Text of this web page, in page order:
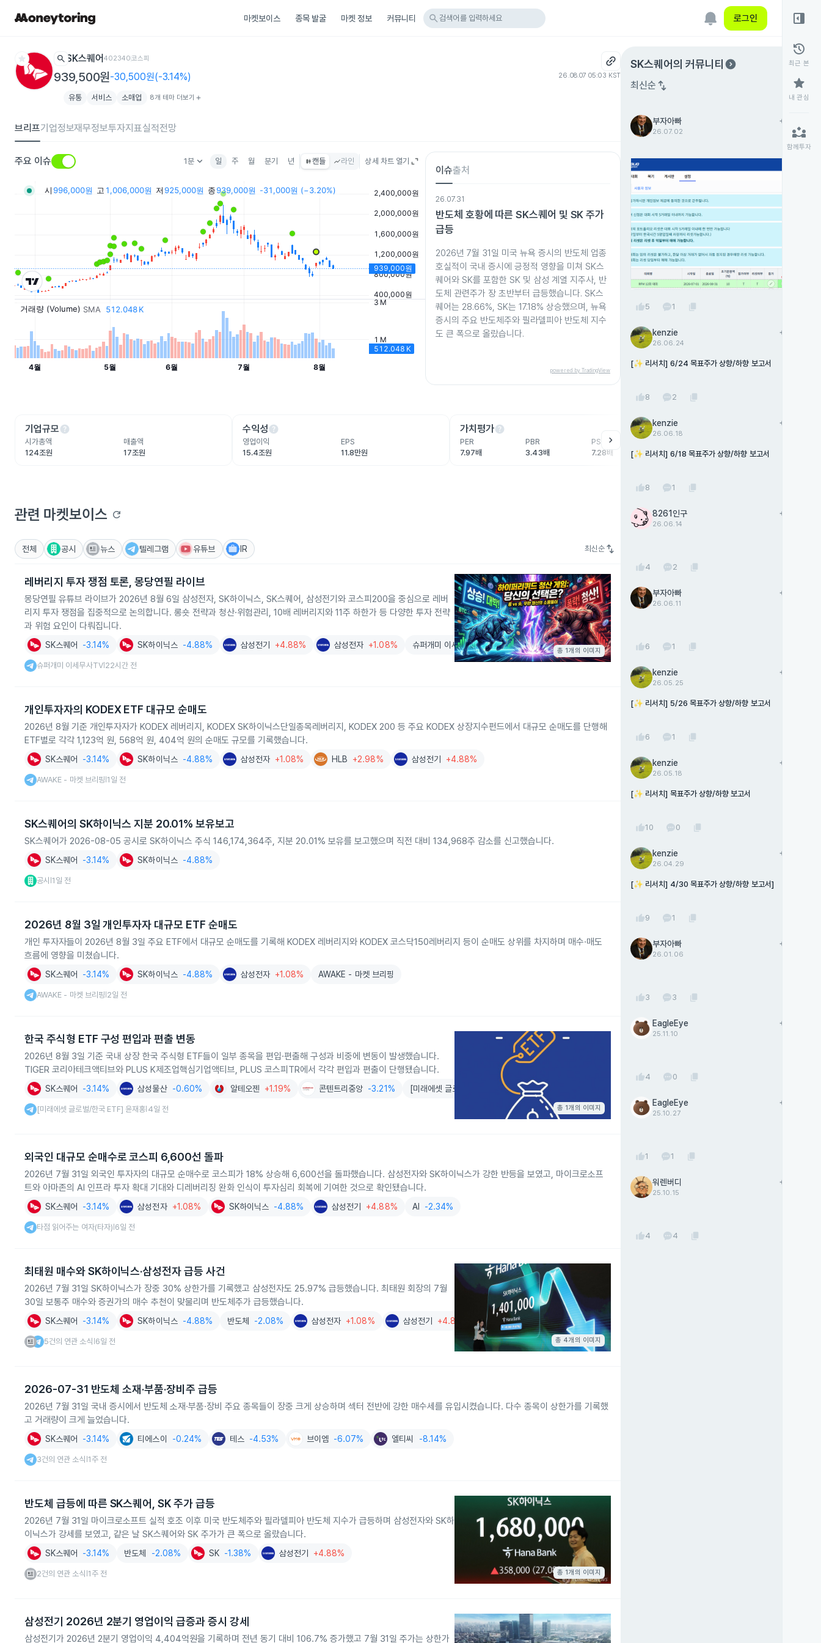
마켓보이스 종목 발굴 마켓 정보 커뮤니티 search 검색어를 입력하세요 로그인
star search SK스퀘어 402340코스피
939,500원-30,500원(-3.14%) 26.08.07 05:03 KST
유통 서비스 소매업 8개 테마 더보기 add
브리프기업정보재무정보투자지표실적전망
주요 이슈 1분keyboard_arrow_down 일 주 월 분기 년 캔들 라인 상세 차트 열기
이슈출처
26.07.31
반도체 호황에 따른 SK스퀘어 및 SK 주가
급등
2026년 7월 31일 미국 뉴욕 증시의 반도체 업종
호실적이 국내 증시에 긍정적 영향을 미쳐 SK스
퀘어와 SK를 포함한 SK 및 삼성 계열 지주사, 반
도체 관련주가 장 초반부터 급등했습니다. SK스
퀘어는 28.66%, SK는 17.18% 상승했으며, 뉴욕
증시의 주요 반도체주와 필라델피아 반도체 지수
도 큰 폭으로 올랐습니다.
powered by TradingView
기업규모help
시가총액
124조원
매출액
17조원
수익성help
영업이익
15.4조원
EPS
11.8만원
가치평가help
PER
7.97배
PBR
3.43배
PSR
7.28배
매매동향
-151,106주
-83,012주
chevron_right
관련 마켓보이스 refresh
전체 공시 뉴스 텔레그램 유튜브 IR 최신순 swap_vert
레버리지 투자 쟁점 토론, 몽당연필 라이브
몽당연필 유튜브 라이브가 2026년 8월 6일 삼성전자, SK하이닉스, SK스퀘어, 삼성전기와 코스피200을 중심으로 레버
리지 투자 쟁점을 집중적으로 논의합니다. 롱숏 전략과 청산·위험관리, 10배 레버리지와 11주 하한가 등 다양한 투자 전략
과 위험 요인이 다뤄집니다.
SK스퀘어 -3.14% SK하이닉스 -4.88% 삼성전기 +4.88% 삼성전자 +1.08% 슈퍼개미 이세무사TV
슈퍼개미 이세무사TV| 22시간 전
총 1개의 이미지
개인투자자의 KODEX ETF 대규모 순매도
2026년 8월 기준 개인투자자가 KODEX 레버리지, KODEX SK하이닉스단일종목레버리지, KODEX 200 등 주요 KODEX 상장지수펀드에서 대규모 순매도를 단행해
ETF별로 각각 1,123억 원, 568억 원, 404억 원의 순매도 규모를 기록했습니다.
SK스퀘어 -3.14% SK하이닉스 -4.88% 삼성전자 +1.08% HLB +2.98% 삼성전기 +4.88%
AWAKE - 마켓 브리핑 |1일 전
SK스퀘어의 SK하이닉스 지분 20.01% 보유보고
SK스퀘어가 2026-08-05 공시로 SK하이닉스 주식 146,174,364주, 지분 20.01% 보유를 보고했으며 직전 대비 134,968주 감소를 신고했습니다.
SK스퀘어 -3.14% SK하이닉스 -4.88%
공시 |1일 전
2026년 8월 3일 개인투자자 대규모 ETF 순매도
개인 투자자들이 2026년 8월 3일 주요 ETF에서 대규모 순매도를 기록해 KODEX 레버리지와 KODEX 코스닥150레버리지 등이 순매도 상위를 차지하며 매수·매도
흐름에 영향을 미쳤습니다.
SK스퀘어 -3.14% SK하이닉스 -4.88% 삼성전자 +1.08% AWAKE - 마켓 브리핑
AWAKE - 마켓 브리핑 2일 전
한국 주식형 ETF 구성 편입과 편출 변동
2026년 8월 3일 기준 국내 상장 한국 주식형 ETF들이 일부 종목을 편입·편출해 구성과 비중에 변동이 발생했습니다.
TIGER 코리아테크액티브와 PLUS K제조업핵심기업액티브, PLUS 코스피TR에서 각각 편입과 편출이 단행됐습니다.
SK스퀘어 -3.14% 삼성물산 -0.60% 알테오젠 +1.19% 콘텐트리중앙 -3.21% [미래에셋 글로벌/한국 ETF] 윤재홍
[미래에셋 글로벌/한국 ETF] 윤재홍 4일 전 총 1개의 이미지
외국인 대규모 순매수로 코스피 6,600선 돌파
2026년 7월 31일 외국인 투자자의 대규모 순매수로 코스피가 18% 상승해 6,600선을 돌파했습니다. 삼성전자와 SK하이닉스가 강한 반등을 보였고, 마이크로소프
트와 아마존의 AI 인프라 투자 확대 기대와 디레버리징 완화 인식이 투자심리 회복에 기여한 것으로 확인됐습니다.
SK스퀘어 -3.14% 삼성전자 +1.08% SK하이닉스 -4.88% 삼성전기 +4.88% AI -2.34%
타점 읽어주는 여자(타자) 6일 전
최태원 매수와 SK하이닉스·삼성전자 급등 사건
2026년 7월 31일 SK하이닉스가 장중 30% 상한가를 기록했고 삼성전자도 25.97% 급등했습니다. 최태원 회장의 7월
30일 보통주 매수와 증권가의 매수 추천이 맞물리며 반도체주가 급등했습니다.
SK스퀘어 -3.14% SK하이닉스 -4.88% 반도체 -2.08% 삼성전자 +1.08% 삼성전기 +4.88%
5건의 연관 소식 6일 전 총 4개의 이미지
2026-07-31 반도체 소재·부품·장비주 급등
2026년 7월 31일 국내 증시에서 반도체 소재·부품·장비 주요 종목들이 장중 크게 상승하며 섹터 전반에 강한 매수세를 유입시켰습니다. 다수 종목이 상한가를 기록했
고 거래량이 크게 늘었습니다.
SK스퀘어 -3.14% 티에스이 -0.24% 테스 -4.53% 브이엠 -6.07% 엘티씨 -8.14%
3건의 연관 소식 1주 전
반도체 급등에 따른 SK스퀘어, SK 주가 급등
2026년 7월 31일 마이크로소프트 실적 호조 이후 미국 반도체주와 필라델피아 반도체 지수가 급등하며 삼성전자와 SK하
이닉스가 강세를 보였고, 같은 날 SK스퀘어와 SK 주가가 큰 폭으로 올랐습니다.
SK스퀘어 -3.14% 반도체 -2.08% SK -1.38% 삼성전기 +4.88%
2건의 연관 소식 1주 전 총 1개의 이미지
삼성전기 2026년 2분기 영업이익 급증과 증시 강세
삼성전기가 2026년 2분기 영업이익 4,404억원을 기록하며 전년 동기 대비 106.7% 증가했고 7월 31일 주가는 상한가
SK스퀘어의 커뮤니티 expand_circle_right
최신순 swap_vert
부자아빠
26.07.02
add
thumb_up5 1 content_copy
kenzie
26.06.24
add
[✨ 리서치] 6/24 목표주가 상향/하향 보고서
thumb_up8 2 content_copy
kenzie
26.06.18
add
[✨ 리서치] 6/18 목표주가 상향/하향 보고서
thumb_up8 1 content_copy
8261인구
26.06.14
add
thumb_up4 2 content_copy
부자아빠
26.06.11
add
thumb_up6 1 content_copy
kenzie
26.05.25
add
[✨ 리서치] 5/26 목표주가 상향/하향 보고서
thumb_up6 1 content_copy
kenzie
26.05.18
add
[✨ 리서치] 목표주가 상향/하향 보고서
thumb_up10 0 content_copy
kenzie
26.04.29
add
[✨ 리서치] 4/30 목표주가 상향/하향 보고서]
thumb_up9 1 content_copy
부자아빠
26.01.06
add
thumb_up3 3 content_copy
EagleEye
25.11.10
add
thumb_up4 0 content_copy
EagleEye
25.10.27
add
thumb_up1 1 content_copy
워렌버디
25.10.15
add
thumb_up4 4 content_copy
right_panel_open
history
최근 본
star
내 관심
partner_exchange
함께투자